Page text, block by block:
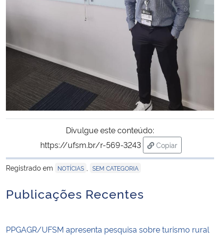
Divulgue este conteúdo:
https://ufsm.br/r-569-3243
Copiar
para área de
Registrado em
NOTÍCIAS SEM CATEGORIA
Publicações Recentes
PPGAGR/UFSM apresenta pesquisa sobre turismo rural